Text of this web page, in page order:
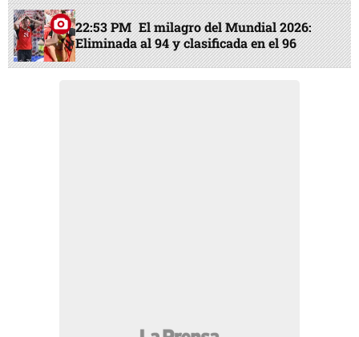
22:53 PM El milagro del Mundial 2026:
Eliminada al 94 y clasificada en el 96